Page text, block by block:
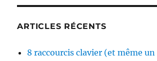
ARTICLES RÉCENTS
8 raccourcis clavier (et même